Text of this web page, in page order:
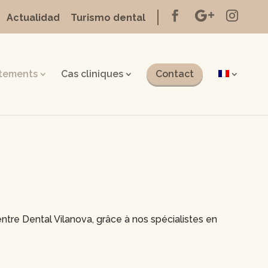
Actualidad Turismo dental
Cas cliniques Contact
Dental Vilanova, grâce à nos spécialistes en